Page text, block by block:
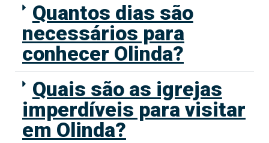
Quantos dias são
necessários para
conhecer Olinda?
Quais são as igrejas
imperdíveis para visitar
em Olinda?